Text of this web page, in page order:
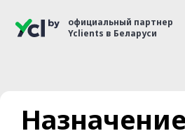
официальный партнер
Yclients в Беларуси